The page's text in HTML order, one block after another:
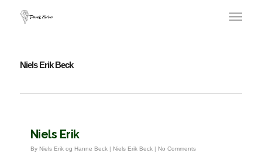
Niels Erik Beck
Niels Erik
By Niels Erik og Hanne Beck | Niels Erik Beck | No Comments